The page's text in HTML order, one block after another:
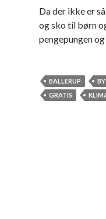
Da der ikke er
og sko til børn
pengepungen
BALLERUP
GRATIS